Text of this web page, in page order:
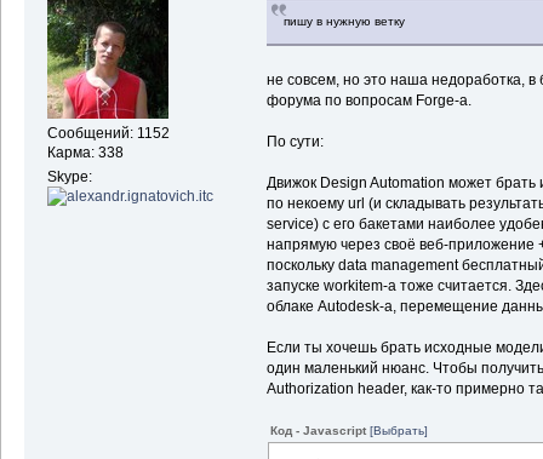
Сообщений: 1152
Карма: 338
Skype:
пишу в нужную ветку
не совсем, но это наша недоработка,
форума по вопросам Forge-а.
По сути:
Движок Design Automation может
по некоему url (и складывать
service) с его бакетами наиболее
напрямую через своё веб-
поскольку data management
запуске workitem-а тоже считается.
облаке Autodesk-а, перемещение
Если ты хочешь брать исходные
один маленький нюанс. Чтобы
Authorization header, как-то примерно
Код - Javascript [Выбрать]